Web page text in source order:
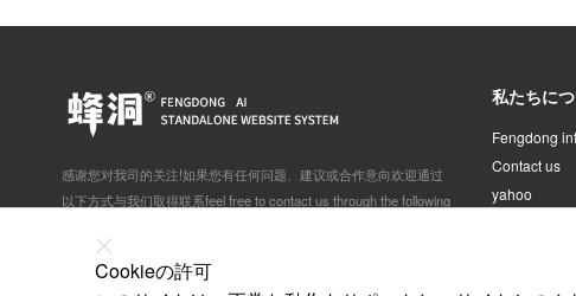
感谢您对我司的关注!如果您有任何问题、建议或合作意向欢迎通过
以下方式与我们取得联系feel free to contact us through the following
北京市石景山区体育场南路景阳宏昌605室
私たちに
Fengdong
Contact us
yahoo
Cookieの許可